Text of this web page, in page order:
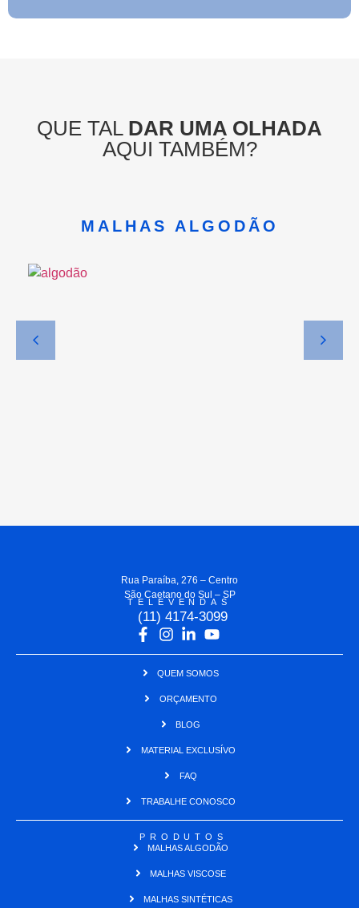
QUE TAL DAR UMA OLHADA
AQUI TAMBÉM?
MALHAS DE
Rua Paraíba, 276 – Centro
São Caetano do Sul – SP
TELEVENDAS
(11) 4174-3099
QUEM SOMOS
ORÇAMENTO
BLOG
MATERIAL EXCLUSÍVO
FAQ
TRABALHE CONOSCO
PRODUTOS
MALHAS ALGODÃO
MALHAS VISCOSE
MALHAS SINTÉTICAS